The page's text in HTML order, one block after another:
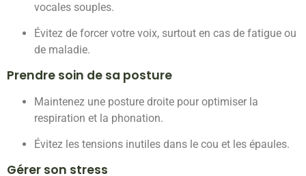
vocales souples.
Évitez de forcer votre voix, surtout en cas de fatigue ou
de maladie.
Prendre soin de sa posture
Maintenez une posture droite pour optimiser la
respiration et la phonation.
Évitez les tensions inutiles dans le cou et les épaules.
Gérer son stress